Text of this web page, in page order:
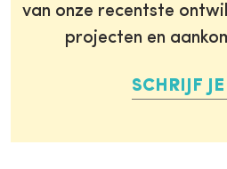
van onze recentste
projecten en
SCHRIJF